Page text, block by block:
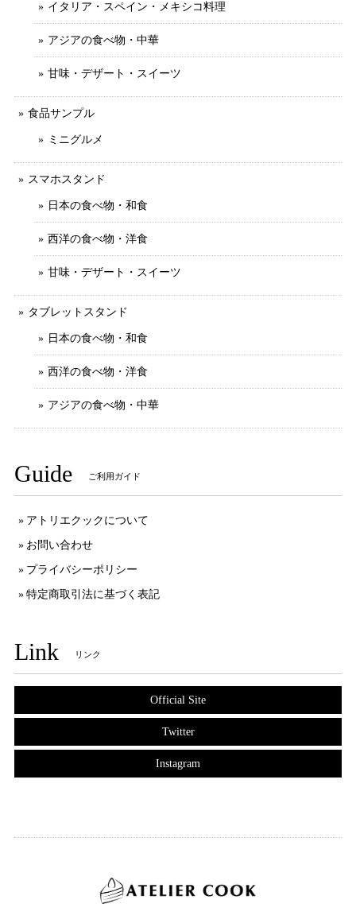
イタリア・スペイン・メキシコ料理
アジアの食べ物・中華
甘味・デザート・スイーツ
食品サンプル
ミニグルメ
スマホスタンド
日本の食べ物・和食
西洋の食べ物・洋食
甘味・デザート・スイーツ
タブレットスタンド
日本の食べ物・和食
西洋の食べ物・洋食
アジアの食べ物・中華
Guide ご利用ガイド
アトリエクックについて
お問い合わせ
プライバシーポリシー
特定商取引法に基づく表記
Link リンク
Official Site
Twitter
Instagram